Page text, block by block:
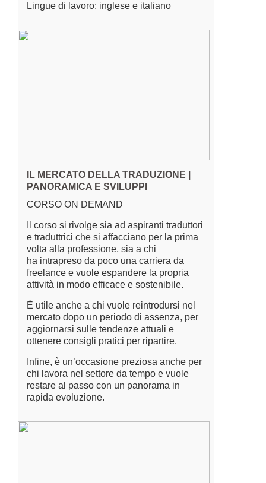
Lingue di lavoro: inglese e italiano
IL MERCATO DELLA TRADUZIONE |
PANORAMICA E SVILUPPI
CORSO ON DEMAND
Il corso si rivolge sia ad aspiranti traduttori
e traduttrici che si affacciano per la prima
volta alla professione, sia a chi
ha intrapreso da poco una carriera da
freelance e vuole espandere la propria
attività in modo efficace e sostenibile.
È utile anche a chi vuole reintrodursi nel
mercato dopo un periodo di assenza, per
aggiornarsi sulle tendenze attuali e
ottenere consigli pratici per ripartire.
Infine, è un’occasione preziosa anche per
chi lavora nel settore da tempo e vuole
restare al passo con un panorama in
rapida evoluzione.